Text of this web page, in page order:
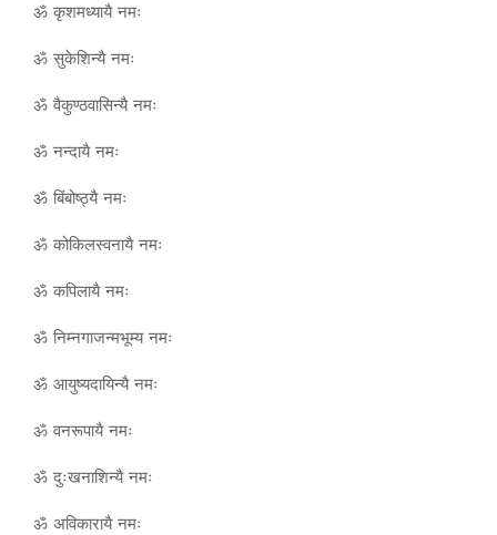
ॐ कृशमध्यायै नमः
ॐ सुकेशिन्यै नमः
ॐ वैकुण्ठवासिन्यै नमः
ॐ नन्दायै नमः
ॐ बिंबोष्ठ्यै नमः
ॐ कोकिलस्वनायै नमः
ॐ कपिलायै नमः
ॐ निम्नगाजन्मभूम्य नमः
ॐ आयुष्यदायिन्यै नमः
ॐ वनरूपायै नमः
ॐ दुःखनाशिन्यै नमः
ॐ अविकारायै नमः